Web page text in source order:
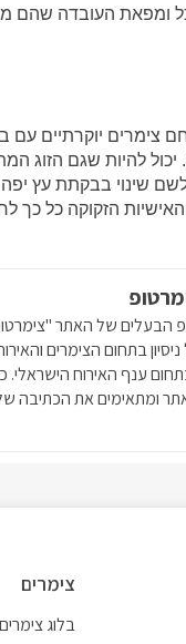
ומפאת העובדה שהם
צימרים יוקרתיים עם
להיות שגם הזוג
בבקתת עץ יפה
הזקוקה כל כך
שנים של ניסיון בתחום
בתחום ענף האירוח
ומתאימים את הכתיבה
צימרים
בלוג